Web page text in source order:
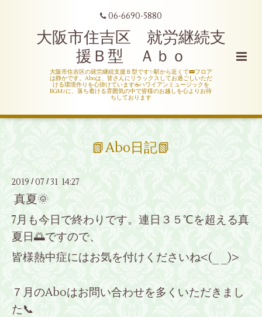
06-6690-5880
大阪市住吉区 就労継続支
援Ｂ型 Ａｂｏ
大阪市住吉区の就労継続支援Ｂ型です✨駅から近くて🚃フロア
は静かです。Aboは、皆さんにリラックスしてお過ごしいただ
ける環境作りを心掛けています☕ハワイアンミュージックを
BGM♪に、落ち着ける雰囲気の中で皆様のお越しを心よりお待
ちしております
📗Abo日記📗
2019 / 07 /31 14:27
真夏🌞
7月も今日で終わりです。連日３５℃を超える真
夏日🌅ですので、
皆様熱中症にはお気を付けくださいね<(_ _)>
７月のAboはお問い合わせを多くいただきまし
た📞